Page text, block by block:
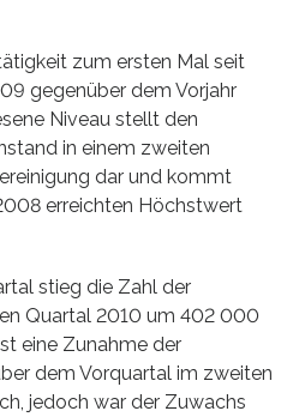
zum ersten Mal seit
gegenüber dem Vorjahr
Niveau stellt den
in einem zweiten
dar und kommt
erreichten Höchstwert
stieg die Zahl der
Quartal 2010 um 402 000
eine Zunahme der
dem Vorquartal im zweiten
jedoch war der Zuwachs